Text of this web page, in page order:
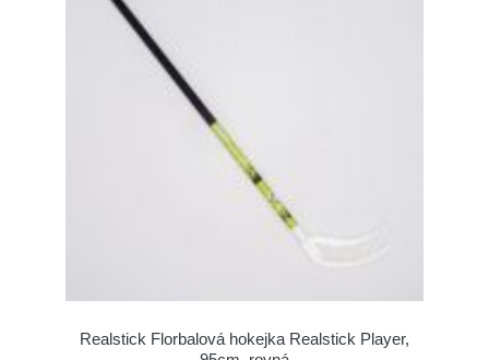
Realstick Florbalová hokejka Realstick Player,